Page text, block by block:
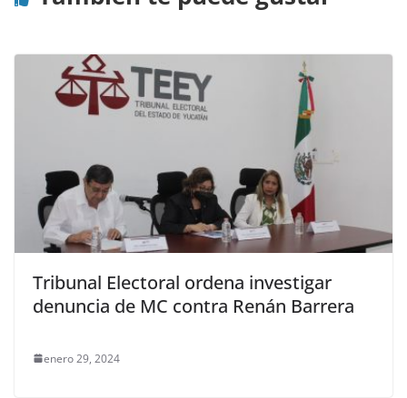
Tribunal Electoral ordena investigar
denuncia de MC contra Renán Barrera
enero 29, 2024